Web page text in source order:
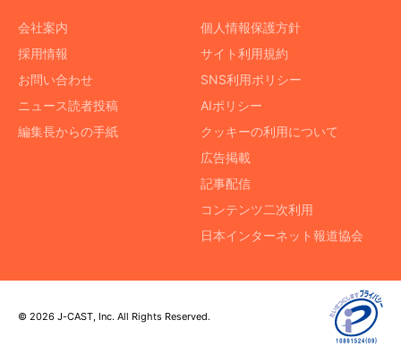
会社案内
採用情報
お問い合わせ
ニュース読者投稿
編集長からの手紙
個人情報保護方針
サイト利用規約
SNS利用ポリシー
AIポリシー
クッキーの利用について
広告掲載
記事配信
コンテンツ二次利用
日本インターネット報道協会
© 2026 J-CAST, Inc. All Rights Reserved.